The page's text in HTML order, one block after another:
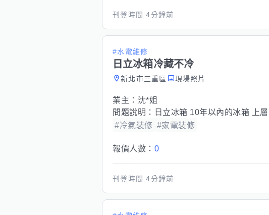
刊登時間4分鐘前
#水電維修
日立冰箱冷藏不冷
新北市三重區 現場照片
業主： 沈*姐
問題說明：
日立冰箱 10年以內的冰箱 上
#冷氣裝修 #家電裝修
報價人數： 0
刊登時間4分鐘前